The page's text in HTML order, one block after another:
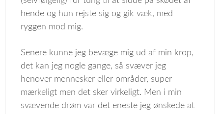
hende og hun rejste sig og gik væk, med
ryggen mod mig.
Senere kunne jeg bevæge mig ud af min krop,
det kan jeg nogle gange, så svæver jeg
henover mennesker eller områder, super
mærkeligt men det sker virkeligt. Men i min
svævende drøm var det eneste jeg ønskede at